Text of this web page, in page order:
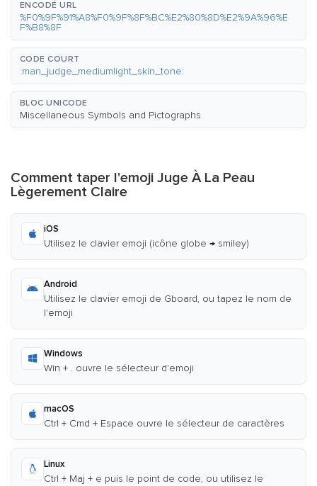
ENCODÉ URL
%F0%9F%91%A8%F0%9F%8F%BC%E2%80%8D%E2%9A%96%E
F%B8%8F
CODE COURT
:man_judge_mediumlight_skin_tone:
BLOC UNICODE
Miscellaneous Symbols and Pictographs
Comment taper l'emoji Juge À La Peau
Lègerement Claire
iOS
Utilisez le clavier emoji (icône globe → smiley)
Android
Utilisez le clavier emoji de Gboard, ou tapez le nom de
l'emoji
Windows
Win + . ouvre le sélecteur d'emoji
macOS
Ctrl + Cmd + Espace ouvre le sélecteur de caractères
Linux
Ctrl + Maj + e puis le point de code, ou utilisez le